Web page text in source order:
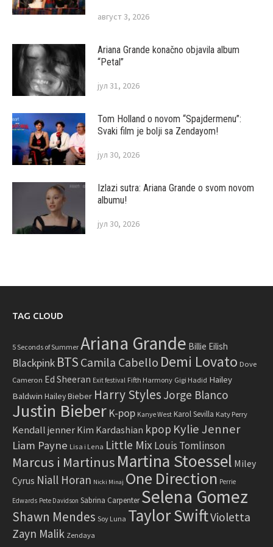
август 3, 2026
Ariana Grande konačno objavila album
“Petal”
јул 31, 2026
Tom Holland o novom “Spajdermenu”:
Svaki film je bolji sa Zendayom!
јул 30, 2026
Izlazi sutra: Ariana Grande o svom novom
albumu!
јул 30, 2026
TAG CLOUD
5 Seconds of Summer Ariana Grande Billie Eilish
Blackpink BTS Camila Cabello Demi Lovato Dove
Cameron Ed Sheeran Exit festival Fifth Harmony Gigi Hadid Hailey
Baldwin Hailey Bieber Harry Styles Jorge Blanco
Justin Bieber K-pop Kanye West Karol Sevilla Katy Perry
Kendall jenner Kim Kardashian kpop Kylie Jenner
Liam Payne Lisa i Lena Little MixLouis Tomlinson
Marcus i Martinus Martina Stoessel Miley
Cyrus Niall Horan Nicki Minaj One Direction Perrie
Edwards Pete Davidson Sabrina Carpenter Selena Gomez
Shawn Mendes Soy Luna Taylor SwiftVioletta
Zayn Malik Zendaya